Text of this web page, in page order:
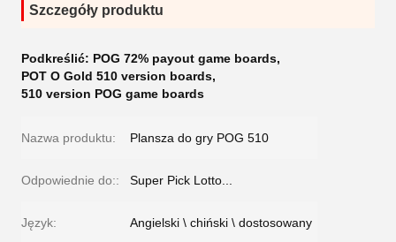
Szczegóły produktu
Podkreślić: POG 72% payout game boards,
POT O Gold 510 version boards,
510 version POG game boards
Nazwa produktu: Plansza do gry POG 510
Odpowiednie do:: Super Pick Lotto...
Język: Angielski \ chiński \ dostosowany